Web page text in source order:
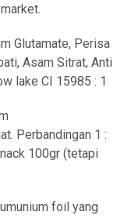
Glutamate, Perisa
Asam Sitrat, Anti
lake CI 15985 : 1
Perbandingan 1 :
100gr (tetapi
foil yang